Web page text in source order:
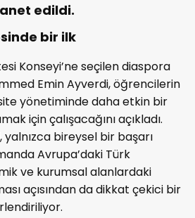
edildi.
bir ilk
Konseyi’ne seçilen diaspora
Emin Ayverdi, öğrencilerin
yönetiminde daha etkin bir
için çalışacağını açıkladı.
yalnızca bireysel bir başarı
Avrupa’daki Türk
ve kurumsal alanlardaki
açısından da dikkat çekici bir